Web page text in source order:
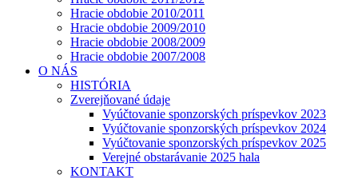
Hracie obdobie 2010/2011
Hracie obdobie 2009/2010
Hracie obdobie 2008/2009
Hracie obdobie 2007/2008
O NÁS
HISTÓRIA
Zverejňované údaje
Vyúčtovanie sponzorských príspevkov 2023
Vyúčtovanie sponzorských príspevkov 2024
Vyúčtovanie sponzorských príspevkov 2025
Verejné obstarávanie 2025 hala
KONTAKT